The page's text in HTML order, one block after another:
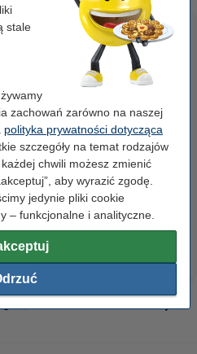
stale
zachowań zarówno na naszej
polityka prywatności dotycząca
szczegóły na temat rodzajów
chwili możesz zmienić
aby wyrazić zgodę.
jedynie pliki cookie
– funkcjonalne i analityczne.
Zestaw 4x marker do tablic
suchościeralnych (okrągła
końcówka 2,5 mm) 123drukuj
19,90 zł z VAT